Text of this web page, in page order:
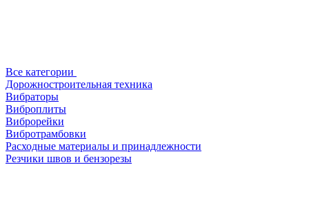
Все категории
Дорожностроительная техника
Вибраторы
Виброплиты
Виброрейки
Вибротрамбовки
Расходные материалы и принадлежности
Резчики швов и бензорезы